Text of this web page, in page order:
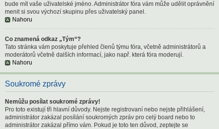
bude mít vaše uživatelské jméno. Administrátor fóra vám může udělit oprávnění
menit si svou výchozí skupinu přes uživatelský panel.
Nahoru
Co znamená odkaz „Tým“?
Tato stránka vám poskytuje přehled členů týmu fóra, včetně administrátorů a
moderátorů včetně dalších informací, jako např. která fóra moderují.
Nahoru
Soukromé zprávy
Nemůžu posílat soukromé zprávy!
Pro toto existují tři hlavní důvody. Nejste registrovaní nebo nejste přihlášení,
administrátor zakázal posílání soukromých zpráv pro celý board nebo to
administrátor zakázal přímo vám. Pokud je toto ten důvod, zeptejte se